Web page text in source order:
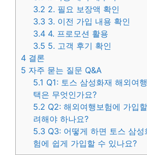
3.2 2. 필요 보장액 확인
3.3 3. 이전 가입 내용 확인
3.4 4. 프로모션 활용
3.5 5. 고객 후기 확인
4 결론
5 자주 묻는 질문 Q&A
5.1 Q1: 토스 삼성화재 해외여
택은 무엇인가요?
5.2 Q2: 해외여행보험에 가입
려해야 하나요?
5.3 Q3: 어떻게 하면 토스 삼
험에 쉽게 가입할 수 있나요?